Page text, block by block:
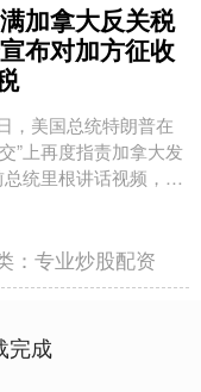
加拿大反关税
布对加方征收
，美国总统特朗普在
”上再度指责加拿大发
总统里根讲话视频，称
视频误导公众”，并表
：专业炒股配资
完成